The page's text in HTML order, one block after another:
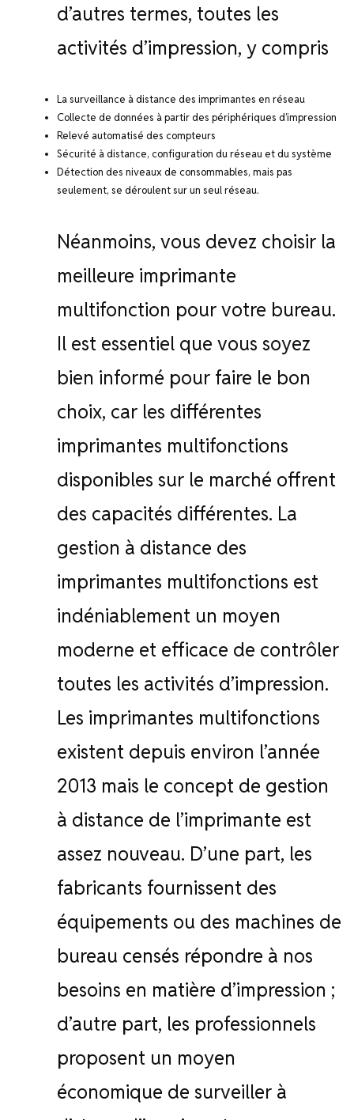
d’autres termes, toutes les
activités d’impression, y compris
La surveillance à distance des imprimantes en réseau
Collecte de données à partir des périphériques d’impression
Relevé automatisé des compteurs
Sécurité à distance, configuration du réseau et du système
Détection des niveaux de consommables, mais pas
seulement, se déroulent sur un seul réseau.
Néanmoins, vous devez choisir la
meilleure imprimante
multifonction pour votre bureau.
Il est essentiel que vous soyez
bien informé pour faire le bon
choix, car les différentes
imprimantes multifonctions
disponibles sur le marché offrent
des capacités différentes. La
gestion à distance des
imprimantes multifonctions est
indéniablement un moyen
moderne et efficace de contrôler
toutes les activités d’impression.
Les imprimantes multifonctions
existent depuis environ l’année
2013 mais le concept de gestion
à distance de l’imprimante est
assez nouveau. D’une part, les
fabricants fournissent des
équipements ou des machines de
bureau censés répondre à nos
besoins en matière d’impression ;
d’autre part, les professionnels
proposent un moyen
économique de surveiller à